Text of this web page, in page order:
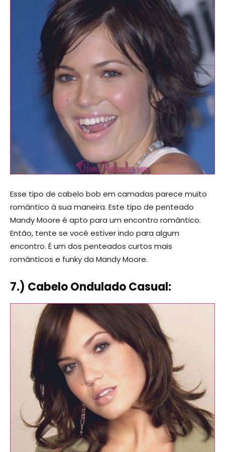
Esse tipo de cabelo bob em camadas parece muito
romântico à sua maneira. Este tipo de penteado
Mandy Moore é apto para um encontro romântico.
Então, tente se você estiver indo para algum
encontro. É um dos penteados curtos mais
românticos e funky da Mandy Moore.
7.) Cabelo Ondulado Casual: